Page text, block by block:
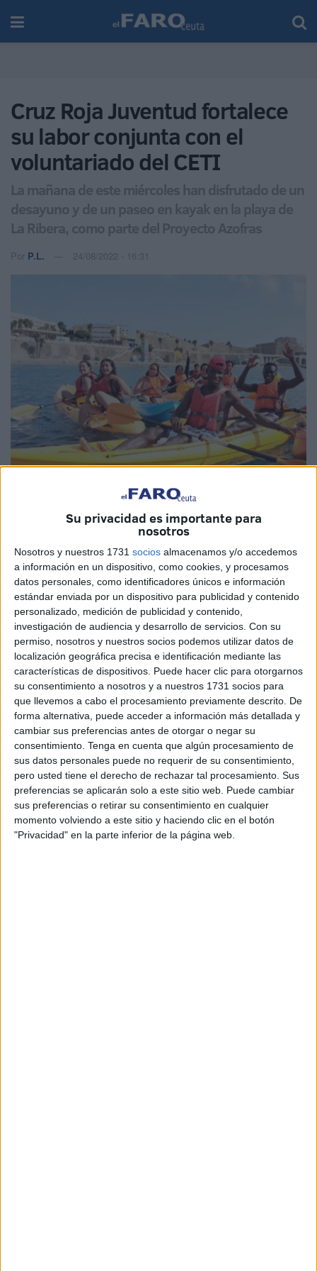
Su privacidad es importante para
nosotros
Nosotros y nuestros 1731 socios almacenamos y/o accedemos
a información en un dispositivo, como cookies, y procesamos
datos personales, como identificadores únicos e información
estándar enviada por un dispositivo para publicidad y contenido
personalizado, medición de publicidad y contenido,
investigación de audiencia y desarrollo de servicios. Con su
permiso, nosotros y nuestros socios podemos utilizar datos de
localización geográfica precisa e identificación mediante las
características de dispositivos. Puede hacer clic para otorgarnos
su consentimiento a nosotros y a nuestros 1731 socios para
que llevemos a cabo el procesamiento previamente descrito. De
forma alternativa, puede acceder a información más detallada y
cambiar sus preferencias antes de otorgar o negar su
consentimiento. Tenga en cuenta que algún procesamiento de
sus datos personales puede no requerir de su consentimiento,
pero usted tiene el derecho de rechazar tal procesamiento. Sus
preferencias se aplicarán solo a este sitio web. Puede cambiar
sus preferencias o retirar su consentimiento en cualquier
momento volviendo a este sitio y haciendo clic en el botón
"Privacidad" en la parte inferior de la página web.
Cruz Roja Juventud fortalece
su labor conjunta con el
voluntariado del CETI
La mañana de este miércoles han disfrutado de un
desayuno y de un paseo en kayak en la playa de
La Ribera, como parte del Proyecto Azofras
Por P.L. 24/08/2022 - 16:31
Como parte de las actividades programadas en el marco
del Proyecto Azofras, que contempla “salidas para hacer
vida social entre voluntarios”, un total de 15 participantes,
entre el voluntariado más joven de Cruz Roja Ceuta
voluntariado del CETI, han compartido un momento de
ocio con un paseo en kayak.
La actividad ha tenido una duración de una hora y media.
Lo primero ha sido un delicioso desayuno para compartir
entre todos, para luego comenzar la emocionante sesión
de kayaken la playa de La Ribera, que ha durado unos
cincuenta minutos.
En la jornada de este miércoles han participado cinco
voluntarios delCentro de Estancia Temporal para
Inmigrantes de Ceuta, acompañados por diez voluntarios
de Cruz Roja Juventud. Todos han disfrutado mucho de un